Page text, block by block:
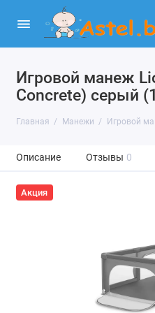
Игровой манеж
Concrete) серый
Главная Манежи Игровой
Описание Отзывы 0
Акция